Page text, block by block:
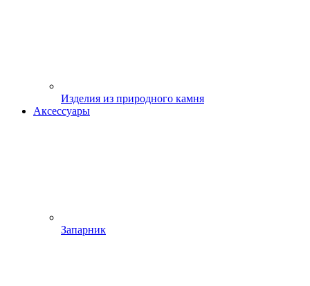
Изделия из природного камня
Аксессуары
Запарник